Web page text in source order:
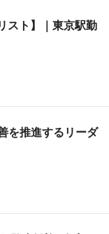
スト】｜東京駅勤
を推進するリーダ